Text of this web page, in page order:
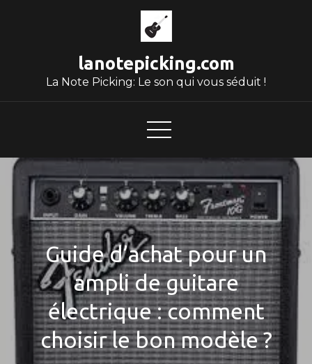
lanotepicking.com
La Note Picking: Le son qui vous séduit !
Guide d’achat pour un
ampli de guitare
électrique : comment
choisir le bon modèle ?